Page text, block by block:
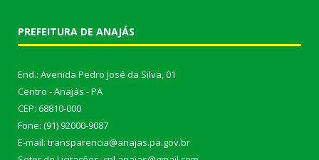
PREFEITURA DE ANAJÁS
End.: Avenida Pedro José da Silva, 01
Centro - Anajás - PA
CEP: 68810-000
Fone: (91) 92000-9087
E-mail: transparencia@anajas.pa.gov.br